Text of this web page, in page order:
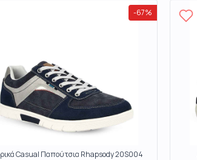
-67%
Casual Παπούτσια Rhapsody 20S004